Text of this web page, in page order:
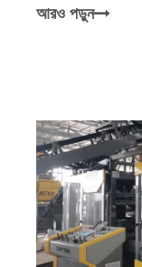
অ্যাক্সিস সার্ভো কম্পন
আরও পড়ুন